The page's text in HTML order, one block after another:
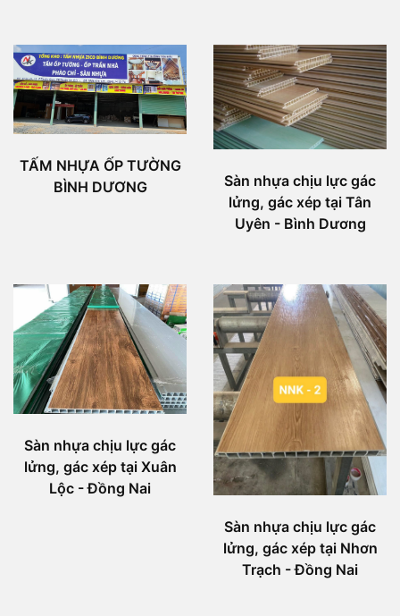
TẤM NHỰA ỐP TƯỜNG
BÌNH DƯƠNG
Sàn nhựa chịu lực gác
lửng, gác xép tại Tân
Uyên - Bình Dương
Sàn nhựa chịu lực gác
lửng, gác xép tại Xuân
Lộc - Đồng Nai
Sàn nhựa chịu lực gác
lửng, gác xép tại Nhơn
Trạch - Đồng Nai